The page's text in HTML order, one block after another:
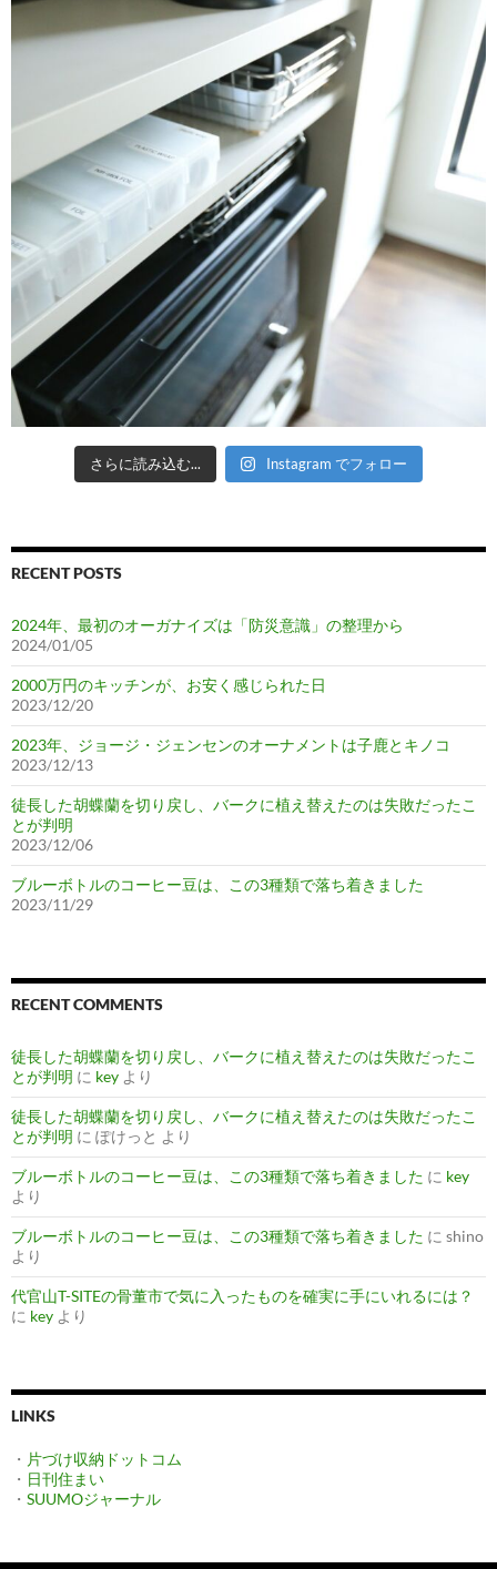
さらに読み込む... Instagram でフォロー
RECENT POSTS
2024年、最初のオーガナイズは「防災意識」の整理から
2024/01/05
2000万円のキッチンが、お安く感じられた日
2023/12/20
2023年、ジョージ・ジェンセンのオーナメントは子鹿とキノコ
2023/12/13
徒長した胡蝶蘭を切り戻し、バークに植え替えたのは失敗だったこ
とが判明
2023/12/06
ブルーボトルのコーヒー豆は、この3種類で落ち着きました
2023/11/29
RECENT COMMENTS
徒長した胡蝶蘭を切り戻し、バークに植え替えたのは失敗だったこ
とが判明 に key より
徒長した胡蝶蘭を切り戻し、バークに植え替えたのは失敗だったこ
とが判明 に ぽけっと より
ブルーボトルのコーヒー豆は、この3種類で落ち着きました に key
より
ブルーボトルのコーヒー豆は、この3種類で落ち着きました に shino
より
代官山T-SITEの骨董市で気に入ったものを確実に手にいれるには？
に key より
LINKS
・ 片づけ収納ドットコム
・ 日刊住まい
・ SUUMOジャーナル